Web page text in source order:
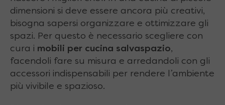
dimensioni si deve essere ancora più creativi,
bisogna sapersi organizzare e ottimizzare gli
spazi. Per questo è necessario scegliere con
cura i mobili per cucina salvaspazio,
facendoli fare su misura e arredandoli con gli
accessori indispensabili per rendere l’ambiente
più vivibile e spazioso.